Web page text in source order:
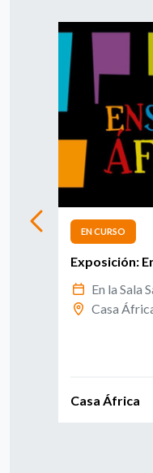
EN CURSO
Exposición:
En la Sala
Casa
Casa África